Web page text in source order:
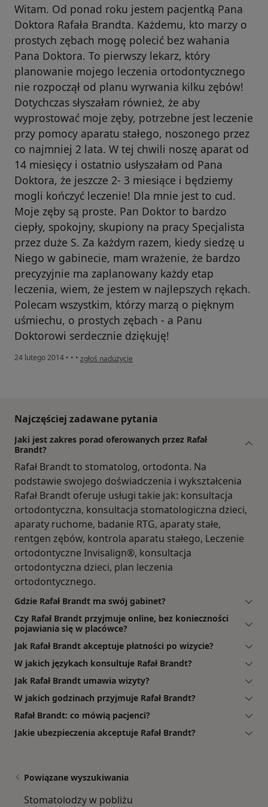
Witam. Od ponad roku jestem pacjentką Pana
Doktora Rafała Brandta. Każdemu, kto marzy o
prostych zębach mogę polecić bez wahania
Pana Doktora. To pierwszy lekarz, który
planowanie mojego leczenia ortodontycznego
nie rozpoczął od planu wyrwania kilku zębów!
Dotychczas słyszałam również, że aby
wyprostować moje zęby, potrzebne jest leczenie
przy pomocy aparatu stałego, noszonego przez
co najmniej 2 lata. W tej chwili noszę aparat od
14 miesięcy i ostatnio usłyszałam od Pana
Doktora, że jeszcze 2- 3 miesiące i będziemy
mogli kończyć leczenie! Dla mnie jest to cud.
Moje zęby są proste. Pan Doktor to bardzo
ciepły, spokojny, skupiony na pracy Specjalista
przez duże S. Za każdym razem, kiedy siedzę u
Niego w gabinecie, mam wrażenie, że bardzo
precyzyjnie ma zaplanowany każdy etap
leczenia, wiem, że jestem w najlepszych rękach.
Polecam wszystkim, którzy marzą o pięknym
uśmiechu, o prostych zębach - a Panu
Doktorowi serdecznie dziękuję!
24 lutego 2014 • • • w opinii użytkownika Konto zostało usunięte
zgłoś nadużycie
Najczęściej zadawane pytania
Jaki jest zakres porad oferowanych przez Rafał
Brandt?
Rafał Brandt to stomatolog, ortodonta. Na
podstawie swojego doświadczenia i wykształcenia
Rafał Brandt oferuje usługi takie jak: konsultacja
ortodontyczna, konsultacja stomatologiczna dzieci,
aparaty ruchome, badanie RTG, aparaty stałe,
rentgen zębów, kontrola aparatu stałego, Leczenie
ortodontyczne Invisalign®, konsultacja
ortodontyczna dzieci, plan leczenia
ortodontycznego.
Gdzie Rafał Brandt ma swój gabinet?
Czy Rafał Brandt przyjmuje online, bez konieczności
pojawiania się w placówce?
Jak Rafał Brandt akceptuje płatności po wizycie?
W jakich językach konsultuje Rafał Brandt?
Jak Rafał Brandt umawia wizyty?
W jakich godzinach przyjmuje Rafał Brandt?
Rafał Brandt: co mówią pacjenci?
Jakie ubezpieczenia akceptuje Rafał Brandt?
Powiązane wyszukiwania
Stomatolodzy w pobliżu